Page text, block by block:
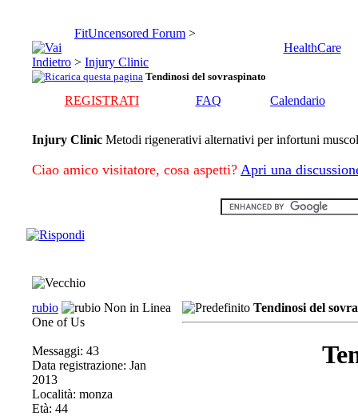
FitUncensored Forum >
HealthCare
> Injury Clinic
Tendinosi del sovraspinato
REGISTRATI FAQ Calendario
Injury Clinic Metodi rigenerativi alternativi per infortuni
Ciao amico visitatore, cosa aspetti? Apri una
rubio
One of Us
Messaggi: 43
Data registrazione: Jan
2013
Località: monza
Età: 44
Tendinosi del